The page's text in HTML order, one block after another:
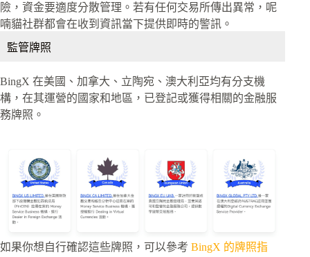
險，資金要適度分散管理。若有任何交易所傳出異常，呢
喃貓社群都會在收到資訊當下提供即時的警訊。
監管牌照
BingX 在美國、加拿大、立陶宛、澳大利亞均有分支機
構，在其運營的國家和地區，已登記或獲得相關的金融服
務牌照。
如果你想自行確認這些牌照，可以參考 BingX 的牌照指